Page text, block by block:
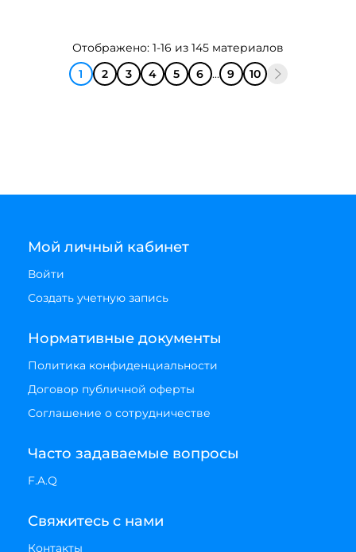
Отображено: 1-16 из 145 материалов
1
2 3 4 5 6 ... 9 10
Мой личный кабинет
Войти
Создать учетную запись
Нормативные документы
Политика конфиденциальности
Договор публичной оферты
Соглашение о сотрудничестве
Часто задаваемые вопросы
F.A.Q
Свяжитесь с нами
Контакты